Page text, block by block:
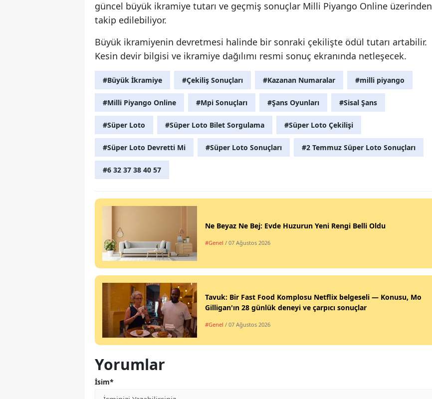
güncel büyük ikramiye tutarı ve geçmiş sonuçlar Milli Piyango Online üzerinden
takip edilebiliyor.
Büyük ikramiyenin devretmesi halinde bir sonraki çekilişte ödül tutarı artabilir.
Kesin devir bilgisi ve ikramiye dağılımı resmi sonuç ekranında netleşecek.
#Büyük İkramiye #Çekiliş Sonuçları #Kazanan Numaralar #milli piyango
#Milli Piyango Online #Mpi Sonuçları #Şans Oyunları #Sisal Şans
#Süper Loto #Süper Loto Bilet Sorgulama #Süper Loto Çekilişi
#Süper Loto Devretti Mi #Süper Loto Sonuçları #2 Temmuz Süper Loto Sonuçları
#6 32 37 38 40 57
Ne Beyaz Ne Bej: Evde Huzurun Yeni Rengi Belli Oldu
#Genel / 07 Ağustos 2026
Tavuk: Bir Fast Food Komplosu Netflix belgeseli — Konusu, Mo
Gilligan'ın 28 günlük deneyi ve çarpıcı sonuçlar
#Genel / 07 Ağustos 2026
Yorumlar
İsim*